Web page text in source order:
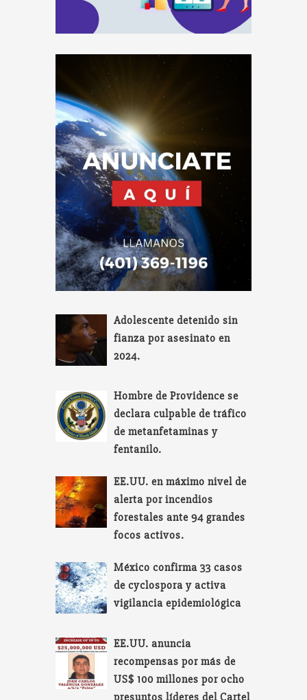
Adolescente detenido sin
fianza por asesinato en
2024.
Hombre de Providence se
declara culpable de tráfico
de metanfetaminas y
fentanilo.
EE.UU. en máximo nivel de
alerta por incendios
forestales ante 94 grandes
focos activos.
México confirma 33 casos
de cyclospora y activa
vigilancia epidemiológica
EE.UU. anuncia
recompensas por más de
US$ 100 millones por ocho